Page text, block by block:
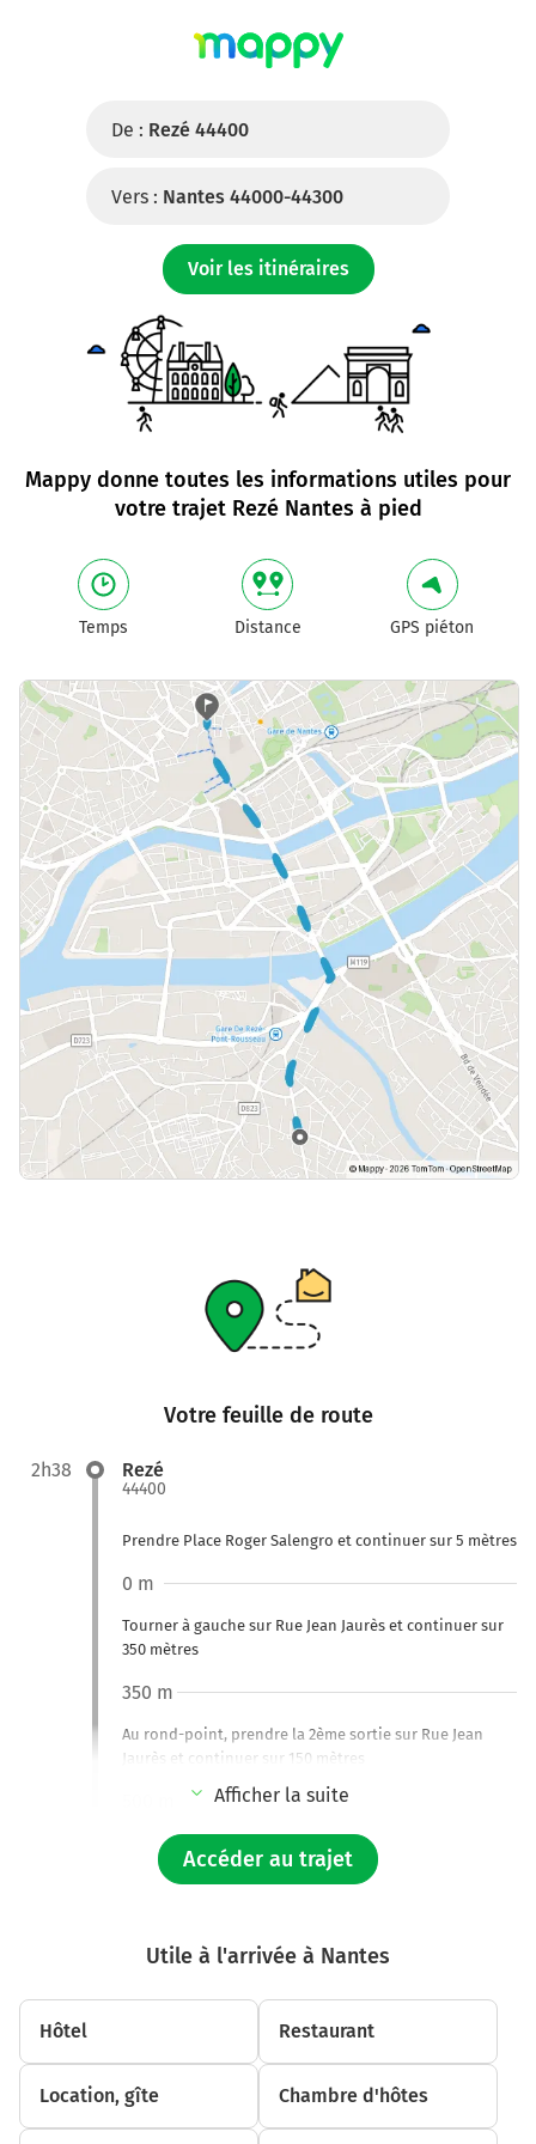
De : Rezé 44400
Vers : Nantes 44000-44300
Voir les itinéraires
Mappy donne toutes les informations utiles pour
votre trajet Rezé Nantes à pied
Temps Distance GPS piéton
Votre feuille de route
2h38 Rezé
44400
Prendre Place Roger Salengro et continuer sur 5 mètres
Tourner à gauche sur Rue Jean Jaurès et continuer sur
350 mètres
0 m
Au rond-point, prendre la 2ème sortie sur Rue Jean
Jaurès et continuer sur 150 mètres
350 m
Continuer Place Pierre Semard sur 45 mètres
continuer sur 70 mètres
550 m
Tourner à droite sur Place Pierre Semard et continuer
sur 10 mètres
600 m
650 m
Afficher la suite
Accéder au trajet
Utile à l'arrivée à Nantes
Hôtel Restaurant
Location, gîte Chambre d'hôtes